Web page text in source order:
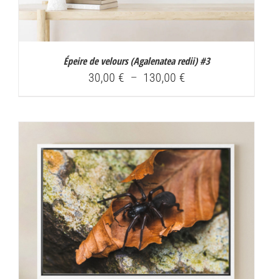
Épeire de velours (Agalenatea redii) #3
30,00 € – 130,00 €Plage
à
130,00 €